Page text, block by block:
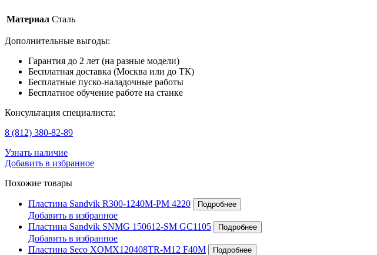
Материал Сталь
Дополнительные выгоды:
Гарантия до 2 лет (на разные модели)
Бесплатная доставка (Москва или до ТК)
Бесплатные пуско-наладочные работы
Бесплатное обучение работе на станке
Консультация специалиста:
8 (812) 380-82-89
Узнать наличие
Добавить в избранное
Похожие товары
Пластина Sandvik R300-1240M-PM 4220
Добавить в избранное
Пластина Sandvik SNMG 150612-SM GC1105
Добавить в избранное
Пластина Seco XOMX120408TR-M12 F40M